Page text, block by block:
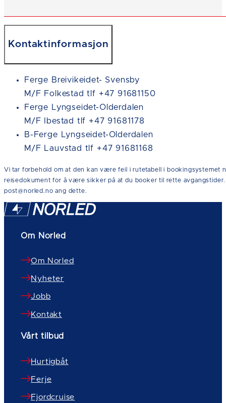
Kontaktinformasjon
Ferge Breivikeidet- Svensby
M/F Folkestad tlf +47 91681150
Ferge Lyngseidet-Olderdalen
M/F Ibestad tlf +47 91681178
B-Ferge Lyngseidet-Olderdalen
M/F Lauvstad tlf +47 91681168
Vi tar forbehold om at den kan være feil i rutetabell i bookingsystemet
reisedokument for å være sikker på at du booker til rette
post@norled.no ang dette.
Om Norled
Om Norled
Nyheter
Jobb
Kontakt
Vårt tilbud
Hurtigbåt
Ferje
Fjordcruise